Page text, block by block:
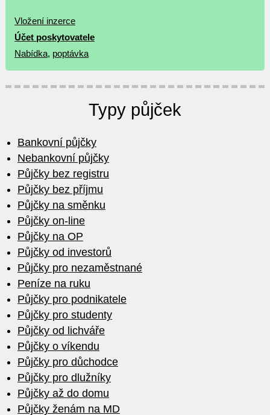
Vložení inzerce
Účet poskytovatele
Nabídka, poptávka
Typy půjček
Bankovní půjčky
Nebankovní půjčky
Půjčky bez registru
Půjčky bez příjmu
Půjčky na směnku
Půjčky on-line
Půjčky na OP
Půjčky od investorů
Půjčky pro nezaměstnané
Peníze na ruku
Půjčky pro podnikatele
Půjčky pro studenty
Půjčky od lichváře
Půjčky o víkendu
Půjčky pro důchodce
Půjčky pro dlužníky
Půjčky až do domu
Půjčky ženám na MD